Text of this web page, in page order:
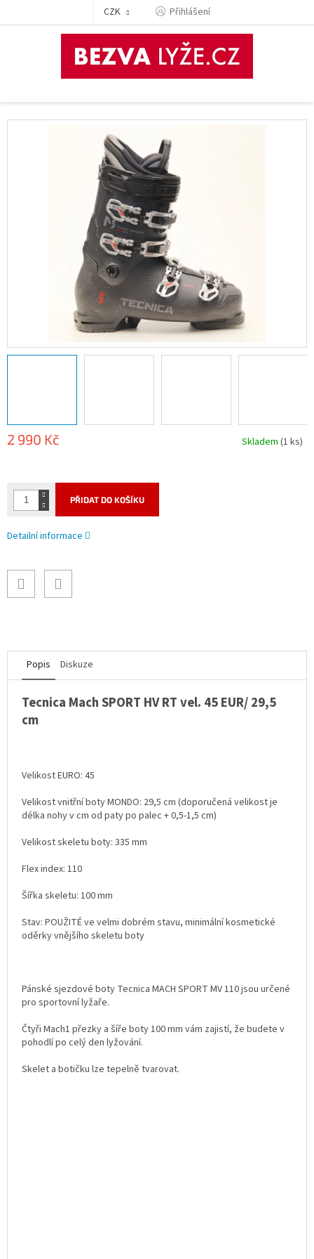
CZK Přihlášení
2 990 Kč Skladem(1 ks)
PŘIDAT DO KOŠÍKU
Detailní informace
Popis Diskuze
Tecnica Mach SPORT HV RT vel. 45 EUR/ 29,5
cm
Velikost EURO: 45
Velikost vnitřní boty MONDO: 29,5 cm (doporučená velikost je
délka nohy v cm od paty po palec + 0,5-1,5 cm)
Velikost skeletu boty: 335 mm
Flex index: 110
Šířka skeletu: 100 mm
Stav: POUŽITÉ ve velmi dobrém stavu, minimální kosmetické
oděrky vnějšího skeletu boty
Pánské sjezdové boty Tecnica MACH SPORT MV 110 jsou určené
pro sportovní lyžaře.
Čtyři Mach1 přezky a šíře boty 100 mm vám zajistí, že budete v
pohodlí po celý den lyžování.
Skelet a botičku lze tepelně tvarovat.